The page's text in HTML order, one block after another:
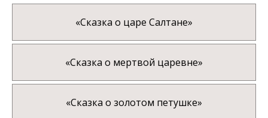
«Сказка о царе Салтане»
«Сказка о мертвой царевне»
«Сказка о золотом петушке»